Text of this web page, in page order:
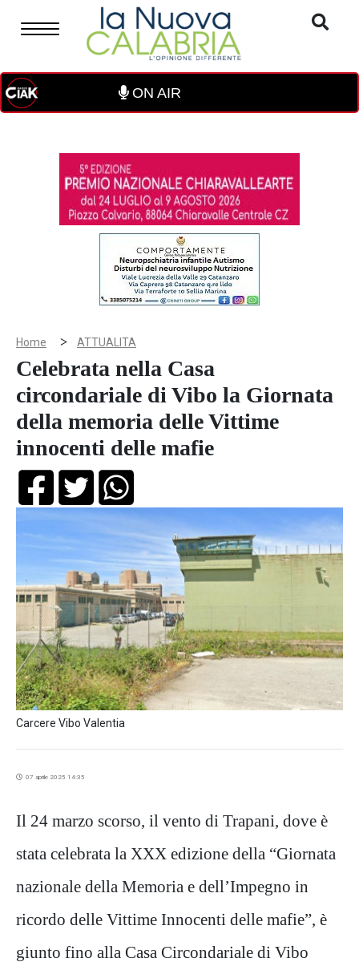
ON AIR
Home > ATTUALITA
Celebrata nella Casa
circondariale di Vibo la Giornata
della memoria delle Vittime
innocenti delle mafie
Carcere Vibo Valentia
07 aprile 2025 14:35
Il 24 marzo scorso, il vento di Trapani, dove è
stata celebrata la XXX edizione della “Giornata
nazionale della Memoria e dell’Impegno in
ricordo delle Vittime Innocenti delle mafie”, è
giunto fino alla Casa Circondariale di Vibo